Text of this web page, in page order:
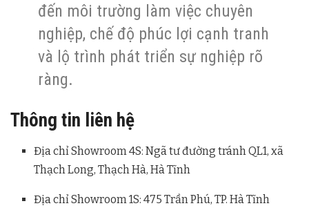
đến môi trường làm việc chuyên
nghiệp, chế độ phúc lợi cạnh tranh
và lộ trình phát triển sự nghiệp rõ
ràng.
Thông tin liên hệ
Địa chỉ Showroom 4S: Ngã tư đường tránh QL1, xã
Thạch Long, Thạch Hà, Hà Tĩnh
Địa chỉ Showroom 1S: 475 Trần Phú, TP. Hà Tĩnh